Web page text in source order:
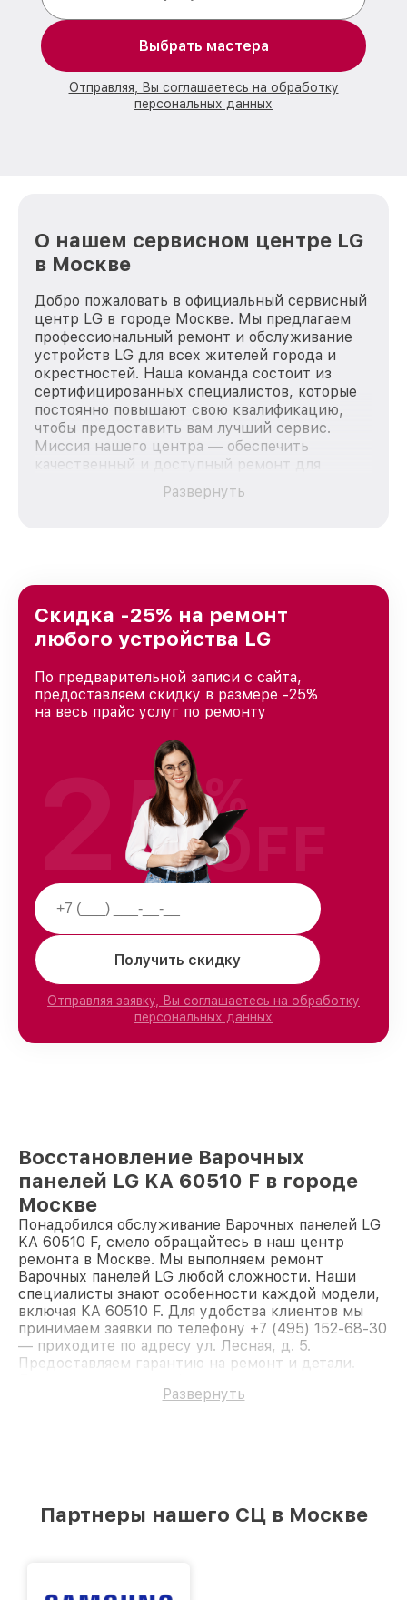
Выбрать мастера
Отправляя, Вы соглашаетесь на обработку
персональных данных
О нашем сервисном центре LG
в Москве
Добро пожаловать в официальный сервисный
центр LG в городе Москве. Мы предлагаем
профессиональный ремонт и обслуживание
устройств LG для всех жителей города и
окрестностей. Наша команда состоит из
сертифицированных специалистов, которые
постоянно повышают свою квалификацию,
чтобы предоставить вам лучший сервис.
Миссия нашего центра — обеспечить
качественный и доступный ремонт для
каждого пользователя продукции LG, вне
зависимости от сложности поломки. Мы
и лояльности наших клиентов.
Развернуть
Скидка -25% на ремонт
любого устройства LG
По предварительной записи с сайта,
предоставляем скидку в размере -25%
на весь прайс услуг по ремонту
Получить скидку
Отправляя заявку, Вы соглашаетесь на обработку
персональных данных
25%
OFF
Восстановление Варочных
панелей LG KA 60510 F в городе
Москве
Понадобился обслуживание Варочных панелей LG
KA 60510 F, смело обращайтесь в наш центр
ремонта в Москве. Мы выполняем ремонт
Варочных панелей LG любой сложности. Наши
специалисты знают особенности каждой модели,
включая KA 60510 F. Для удобства клиентов мы
принимаем заявки по телефону +7 (495) 152-68-30
— приходите по адресу ул. Лесная, д. 5.
Предоставляем гарантию на ремонт и детали.
Развернуть
Партнеры нашего СЦ в Москве